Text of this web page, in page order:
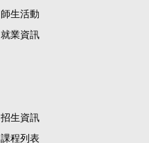
師生活動
就業資訊
招生資訊
課程列表